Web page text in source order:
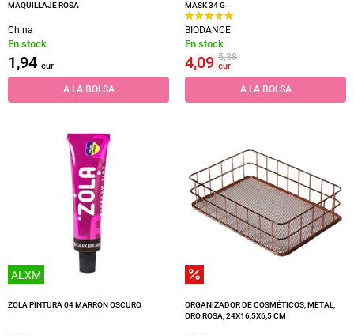
MAQUILLAJE ROSA
China
En stock
1,94 eur
A LA BOLSA
MASK 34 G
BIODANCE
En stock
4,09 5,38
eur
A LA BOLSA
ALXM
ZOLA PINTURA 04 MARRÓN OSCURO
ORGANIZADOR DE COSMÉTICOS, METAL,
ORO ROSA, 24X16,5X6,5 CM